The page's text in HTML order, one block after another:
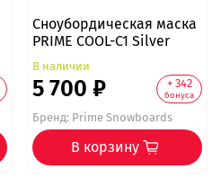
Сноубордическая маска
PRIME COOL-C1 Silver
В наличии
5 700 ₽ + 342
бонуса
Бренд:Prime Snowboards
В корзину